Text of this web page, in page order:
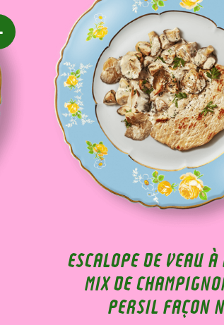
ESCALOPE DE VEAU
MIX DE
PERSIL FAÇON